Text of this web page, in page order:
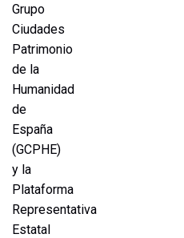
Grupo
Ciudades
Patrimonio
de la
Humanidad
de
España
(GCPHE)
y la
Plataforma
Representativa
Estatal